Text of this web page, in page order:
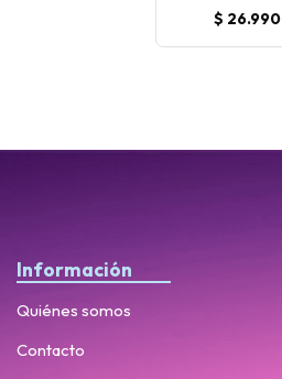
$ 26.990
Información
Quiénes somos
Contacto